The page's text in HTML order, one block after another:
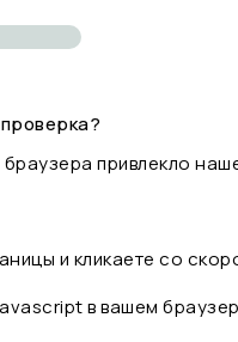
привлекло
и кликаете со
в вашем